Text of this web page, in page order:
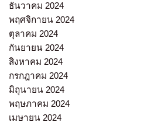
ธันวาคม 2024
พฤศจิกายน 2024
ตุลาคม 2024
กันยายน 2024
สิงหาคม 2024
กรกฎาคม 2024
มิถุนายน 2024
พฤษภาคม 2024
เมษายน 2024